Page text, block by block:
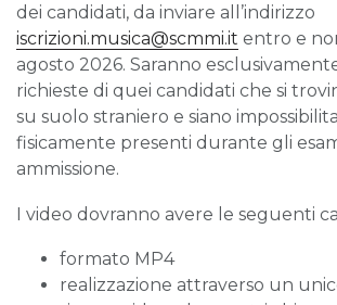
dei candidati, da inviare all’indirizzo
iscrizioni.musica@scmmi.it entro e
agosto 2026. Saranno
richieste di quei candidati che si
su suolo straniero e siano
fisicamente presenti durante gli
ammissione.
I video dovranno avere le seguenti
formato MP4
realizzazione attraverso un